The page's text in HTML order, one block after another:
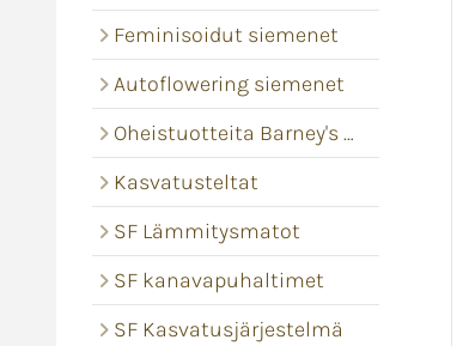
Feminisoidut siemenet
Autoflowering siemenet
Oheistuotteita Barney's Farm
Kasvatusteltat
SF Lämmitysmatot
SF kanavapuhaltimet
SF Kasvatusjärjestelmä